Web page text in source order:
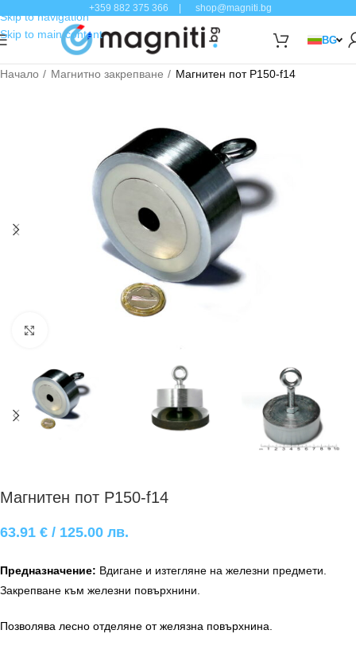
Skip to navigation
Skip to main content
+359 882 375 366 shop@magniti.bg
BG
Начало Магнитно закрепване Магнитен пот P150-f14
Магнитен пот P150-f14
63.91 € / 125.00 лв.
Предназначение: Вдигане и изтегляне на железни предмети.
Закрепване към железни повърхнини.
Позволява лесно отделяне от желязна повърхнина.